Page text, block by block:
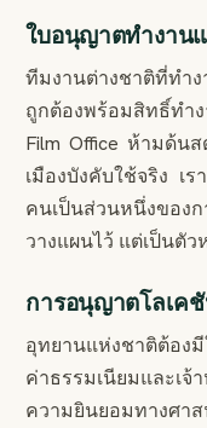
ใบอนุญาตทำงาน
ทีมงานต่างชาติที่ทำ
ถูกต้องพร้อมสิทธิ์ท
Film Office ห้ามด้น
เมืองบังคับใช้จริง เ
คนเป็นส่วนหนึ่งของ
วางแผนไว้ แต่เป็นตั
การอนุญาตโลเค
อุทยานแห่งชาติต้อง
ค่าธรรมเนียมและ
ความยินยอมทางศ